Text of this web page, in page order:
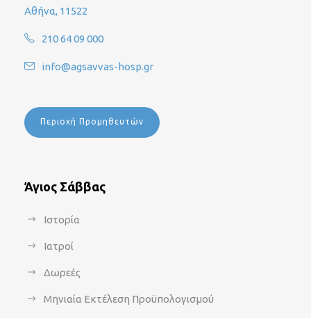
Αθήνα, 11522
210 64 09 000
info@agsavvas-hosp.gr
Περιοχή Προμηθευτών
Άγιος Σάββας
Ιστορία
Ιατροί
Δωρεές
Μηνιαία Εκτέλεση Προϋπολογισμού